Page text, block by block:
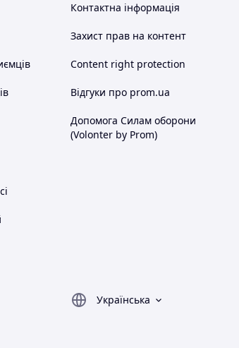
Контактна інформація
Захист прав на контент
Content right protection
Відгуки про prom.ua
Допомога Силам оборони
(Volonter by Prom)
Українська